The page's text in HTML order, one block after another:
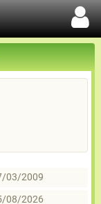
03/2009
08/2026